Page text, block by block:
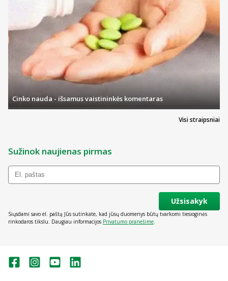
Visi straipsniai
Cinko nauda - išsamus vaistininkės komentaras
Sužinok naujienas pirmas
Užsisakyk
Siųsdami savo el. paštą Jūs sutinkate, kad jūsų duomenys būtų tvarkomi tiesioginės
rinkodaros tikslu. Daugiau informacijos Privatumo pranešime.